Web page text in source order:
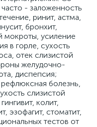
- заложенность
ринит, астма,
бронхит,
мокроты, усиление
в горле, сухость
отек слизистой
желудочно-
диспепсия;
болезнь,
слизистой
колит,
эзофагит, стоматит,
тестов от